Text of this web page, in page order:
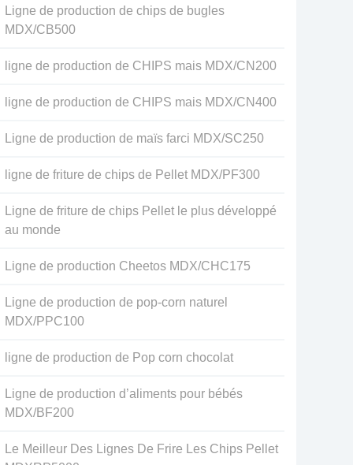
Ligne de production de chips de bugles
MDX/CB500
ligne de production de CHIPS mais MDX/CN200
ligne de production de CHIPS mais MDX/CN400
Ligne de production de maïs farci MDX/SC250
ligne de friture de chips de Pellet MDX/PF300
Ligne de friture de chips Pellet le plus développé
au monde
Ligne de production Cheetos MDX/CHC175
Ligne de production de pop-corn naturel
MDX/PPC100
ligne de production de Pop corn chocolat
Ligne de production d’aliments pour bébés
MDX/BF200
Le Meilleur Des Lignes De Frire Les Chips Pellet